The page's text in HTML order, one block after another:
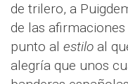
de trilero, a
de las
punto al estilo al
alegría que unos